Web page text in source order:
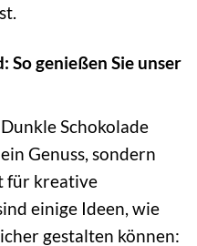
genießen Sie unser
Schokolade
Genuss, sondern
für kreative
einige Ideen, wie
gestalten können: